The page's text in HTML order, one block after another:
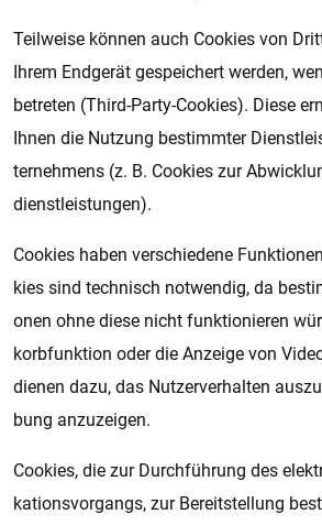
Teil­wei­se kön­nen auch Coo­kies von
Ihrem End­ge­rät ge­spei­chert wer­den,
be­tre­ten (Third-Party-Coo­kies). Diese
Ihnen die Nut­zung be­stimm­ter
ter­neh­mens (z. B. Coo­kies zur
dienst­leis­tun­gen).
Coo­kies haben ver­schie­de­ne
kies sind tech­nisch not­wen­dig, da
o­nen ohne diese nicht funk­tio­nie­ren
korb­funk­ti­on oder die An­zei­ge von
die­nen dazu, das Nut­zer­ver­hal­ten
bung an­zu­zei­gen.
Coo­kies, die zur Durch­füh­rung des
ka­ti­ons­vor­gangs, zur Be­reit­stel­lung